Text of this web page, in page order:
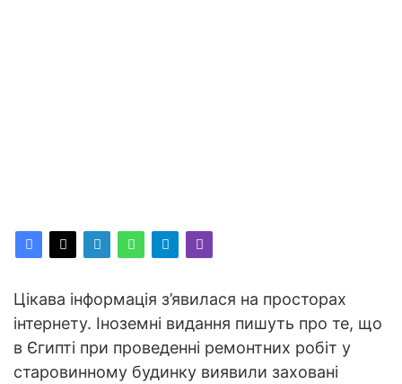
Цікава інформація з’явилася на просторах
інтернету. Іноземні видання пишуть про те, що
в Єгипті при проведенні ремонтних робіт у
старовинному будинку виявили заховані